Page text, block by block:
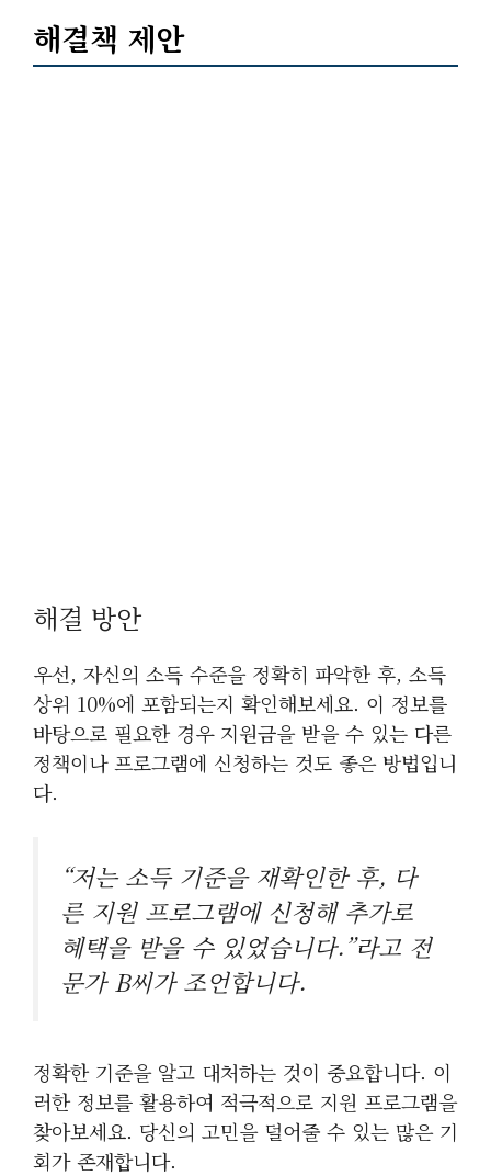
해결책 제안
해결 방안
우선, 자신의 소득 수준을 정확히 파악한 후, 소득
상위 10%에 포함되는지 확인해보세요. 이 정보를
바탕으로 필요한 경우 지원금을 받을 수 있는 다른
정책이나 프로그램에 신청하는 것도 좋은 방법입니
다.
“저는 소득 기준을 재확인한 후, 다
른 지원 프로그램에 신청해 추가로
혜택을 받을 수 있었습니다.”라고 전
문가 B씨가 조언합니다.
정확한 기준을 알고 대처하는 것이 중요합니다. 이
러한 정보를 활용하여 적극적으로 지원 프로그램을
찾아보세요. 당신의 고민을 덜어줄 수 있는 많은 기
회가 존재합니다.